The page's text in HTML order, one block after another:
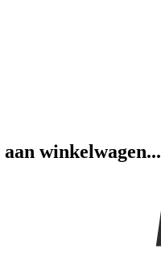
aan winkelwagen...